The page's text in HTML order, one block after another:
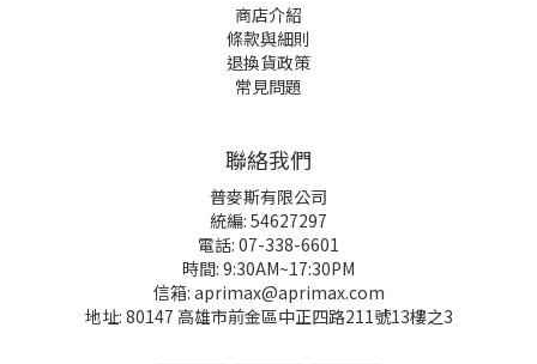
商店介紹
條款與細則
退換貨政策
常見問題
聯絡我們
普麥斯有限公司
統編: 54627297
電話: 07-338-6601
時間: 9:30AM~17:30PM
信箱: aprimax@aprimax.com
地址: 80147 高雄市前金區中正四路211號13樓之3